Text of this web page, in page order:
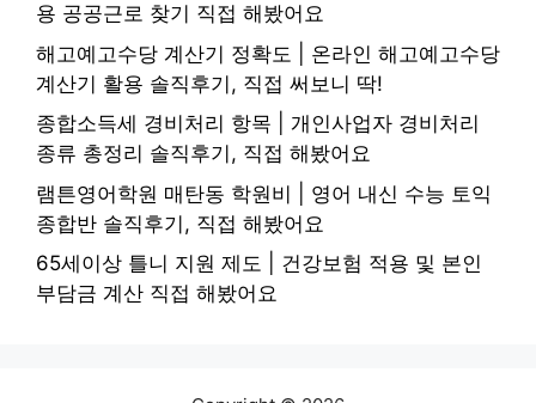
용 공공근로 찾기 직접 해봤어요
해고예고수당 계산기 정확도 | 온라인 해고예고수당
계산기 활용 솔직후기, 직접 써보니 딱!
종합소득세 경비처리 항목 | 개인사업자 경비처리
종류 총정리 솔직후기, 직접 해봤어요
램튼영어학원 매탄동 학원비 | 영어 내신 수능 토익
종합반 솔직후기, 직접 해봤어요
65세이상 틀니 지원 제도 | 건강보험 적용 및 본인
부담금 계산 직접 해봤어요